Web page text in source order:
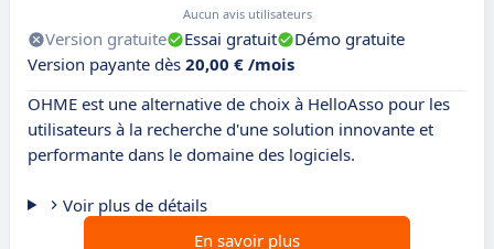
Aucun avis utilisateurs
Version gratuite Essai gratuit
Démo gratuite
Version payante dès 20,00 € /mois
OHME est une alternative de choix à HelloAsso pour les
utilisateurs à la recherche d'une solution innovante et
performante dans le domaine des logiciels.
Voir plus de détails
En savoir plus